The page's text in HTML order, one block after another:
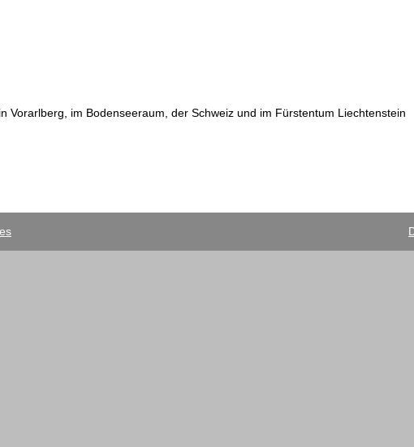
Vorarlberg, im Bodenseeraum, der Schweiz und im Fürstentum Liechtenstein